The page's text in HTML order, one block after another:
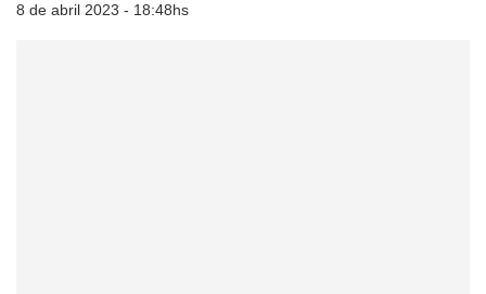
8 de abril 2023 - 18:48hs